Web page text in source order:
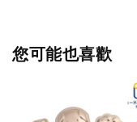
您可能也喜歡